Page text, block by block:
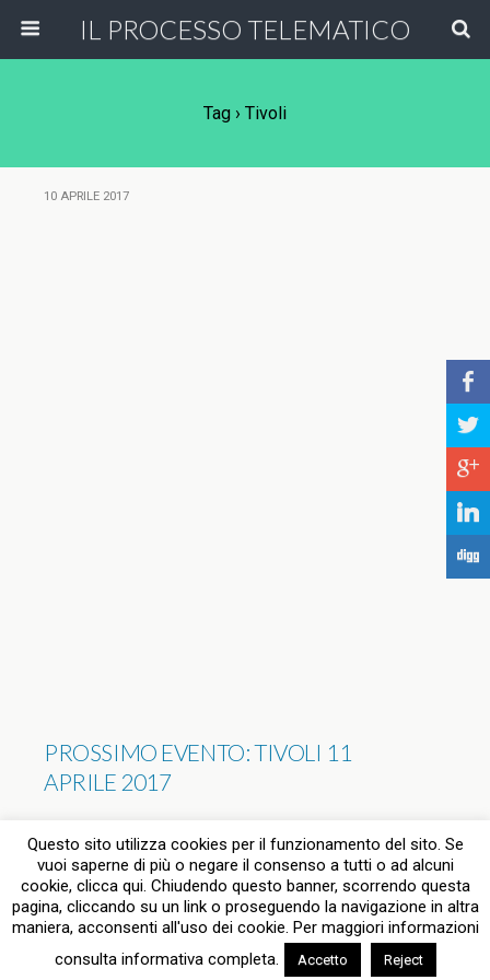
IL PROCESSO TELEMATICO
Tag › Tivoli
10 APRILE 2017
PROSSIMO EVENTO: TIVOLI 11
APRILE 2017
Torna su
Dispositivo Portatile Pc Desktop
Questo sito utilizza cookies per il funzionamento del sito. Se
vuoi saperne di più o negare il consenso a tutti o ad alcuni
cookie, clicca qui. Chiudendo questo banner, scorrendo questa
pagina, cliccando su un link o proseguendo la navigazione in altra
maniera, acconsenti all'uso dei cookie. Per maggiori informazioni
consulta informativa completa.
Accetto Reject
b
a
c
j
F